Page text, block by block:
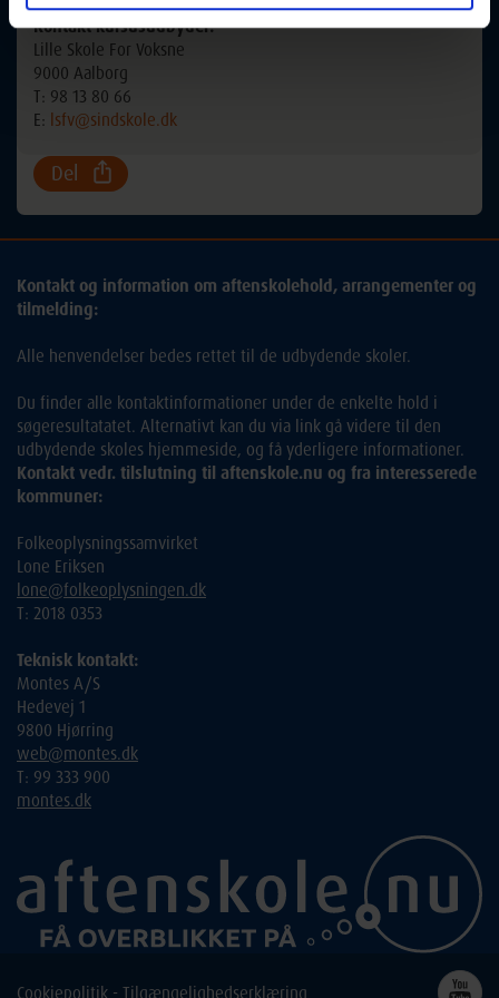
Kontakt kursusudbyder:
Lille Skole For Voksne
9000 Aalborg
T: 98 13 80 66
E: lsfv@sindskole.dk
Del
Kontakt og information om aftenskolehold, arrangementer og
tilmelding:
Alle henvendelser bedes rettet til de udbydende skoler.
Du finder alle kontaktinformationer under de enkelte hold i
søgeresultatatet. Alternativt kan du via link gå videre til den
udbydende skoles hjemmeside, og få yderligere informationer.
Kontakt vedr. tilslutning til aftenskole.nu og fra interesserede
kommuner:
Folkeoplysningssamvirket
Lone Eriksen
lone@folkeoplysningen.dk
T: 2018 0353
Teknisk kontakt:
Montes A/S
Hedevej 1
9800 Hjørring
web@montes.dk
T: 99 333 900
montes.dk
Cookiepolitik - Tilgængelighedserklæring